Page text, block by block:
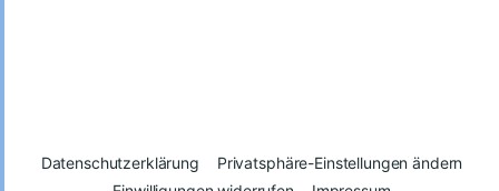
Datenschutzerklärung
Privatsphäre-Einstellungen ändern